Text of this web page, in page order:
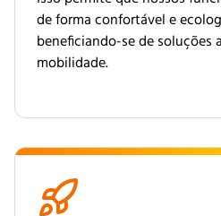
de forma confortável e
beneficiando-se de soluções
mobilidade.